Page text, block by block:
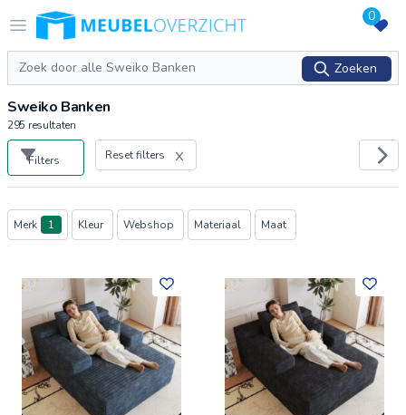
Open menu
Logo Meubeloverzicht.nl 0
Zoeken
Zoeken
Sweiko Banken
295 resultaten
Filters Reset filters
Producten
Merk 1 Kleur Webshop Materiaal Maat